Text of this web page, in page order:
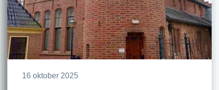
16 oktober 2025